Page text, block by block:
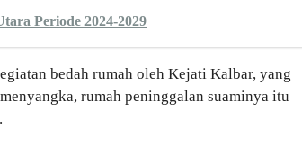
Periode 2024-2029
bedah rumah oleh Kejati Kalbar, yang
rumah peninggalan suaminya itu